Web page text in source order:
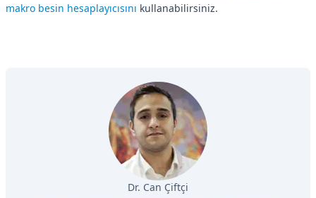
makro besin hesaplayıcısını kullanabilirsiniz.
Dr. Can Çiftçi